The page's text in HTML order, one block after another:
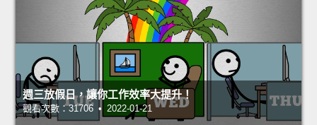
週三放假日，讓你工作效率大提升！
觀看次數：31706 • 2022-01-21